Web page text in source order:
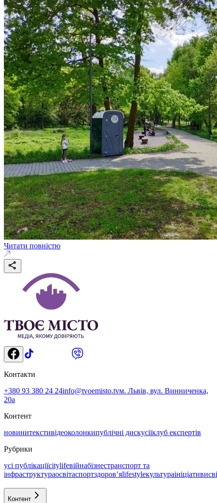
Читати повністю
Контакти
+380 93 380 24 24info@tvoemisto.tvм. Львів, вул. Винниченка,
20а
Контент
новинитекстивідеоколонкипублічні дискусіїклуб експертів
Рубрики
усі публікаціїcitylifeвійнабізнестранспорт та
інфраструктураосвітаспортздоровʼяlifestyleкультураініціативи
Контент